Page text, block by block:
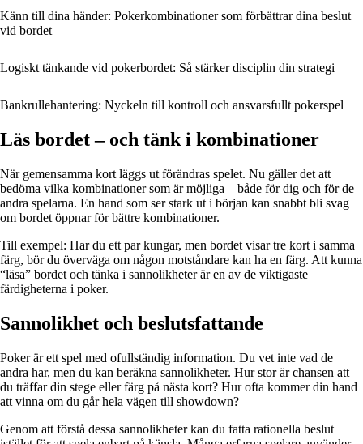
Känn till dina händer: Pokerkombinationer som förbättrar dina beslut
vid bordet
Logiskt tänkande vid pokerbordet: Så stärker disciplin din strategi
Bankrullehantering: Nyckeln till kontroll och ansvarsfullt pokerspel
Läs bordet – och tänk i kombinationer
När gemensamma kort läggs ut förändras spelet. Nu gäller det att
bedöma vilka kombinationer som är möjliga – både för dig och för de
andra spelarna. En hand som ser stark ut i början kan snabbt bli svag
om bordet öppnar för bättre kombinationer.
Till exempel: Har du ett par kungar, men bordet visar tre kort i samma
färg, bör du överväga om någon motståndare kan ha en färg. Att kunna
“läsa” bordet och tänka i sannolikheter är en av de viktigaste
färdigheterna i poker.
Sannolikhet och beslutsfattande
Poker är ett spel med ofullständig information. Du vet inte vad de
andra har, men du kan beräkna sannolikheter. Hur stor är chansen att
du träffar din stege eller färg på nästa kort? Hur ofta kommer din hand
att vinna om du går hela vägen till showdown?
Genom att förstå dessa sannolikheter kan du fatta rationella beslut